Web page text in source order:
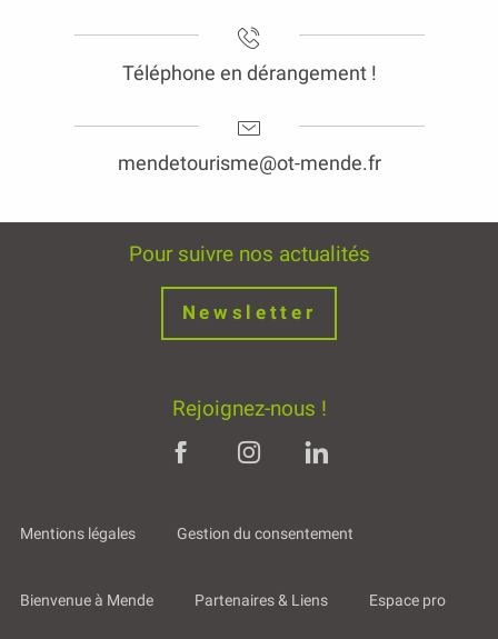
Téléphone en dérangement !
mendetourisme@ot-mende.fr
Pour suivre nos actualités
Newsletter
Rejoignez-nous !
Mentions légales Gestion du consentement
Bienvenue à Mende Partenaires & Liens Espace pro